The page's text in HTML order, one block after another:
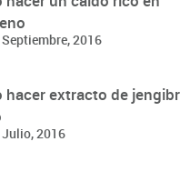
2016
hacer extracto de
Julio, 2016